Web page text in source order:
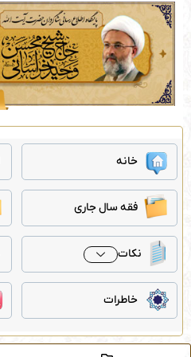
پرش
خانه
فقه سال جاری
نکات
خاطرات